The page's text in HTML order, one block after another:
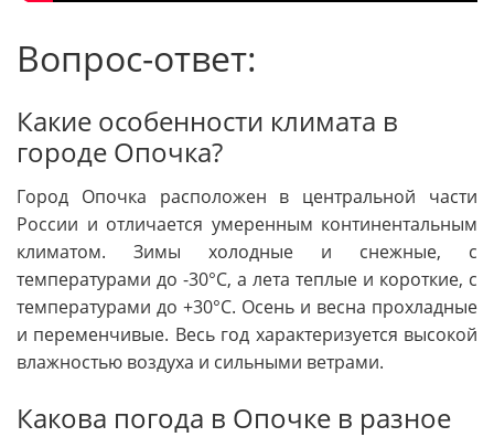
Вопрос-ответ:
Какие особенности климата в
городе Опочка?
Город Опочка расположен в центральной части
России и отличается умеренным континентальным
климатом. Зимы холодные и снежные, с
температурами до -30°C, а лета теплые и короткие, с
температурами до +30°C. Осень и весна прохладные
и переменчивые. Весь год характеризуется высокой
влажностью воздуха и сильными ветрами.
Какова погода в Опочке в разное